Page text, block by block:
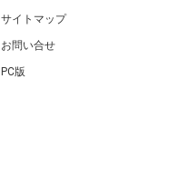
サイトマップ
お問い合せ
PC版